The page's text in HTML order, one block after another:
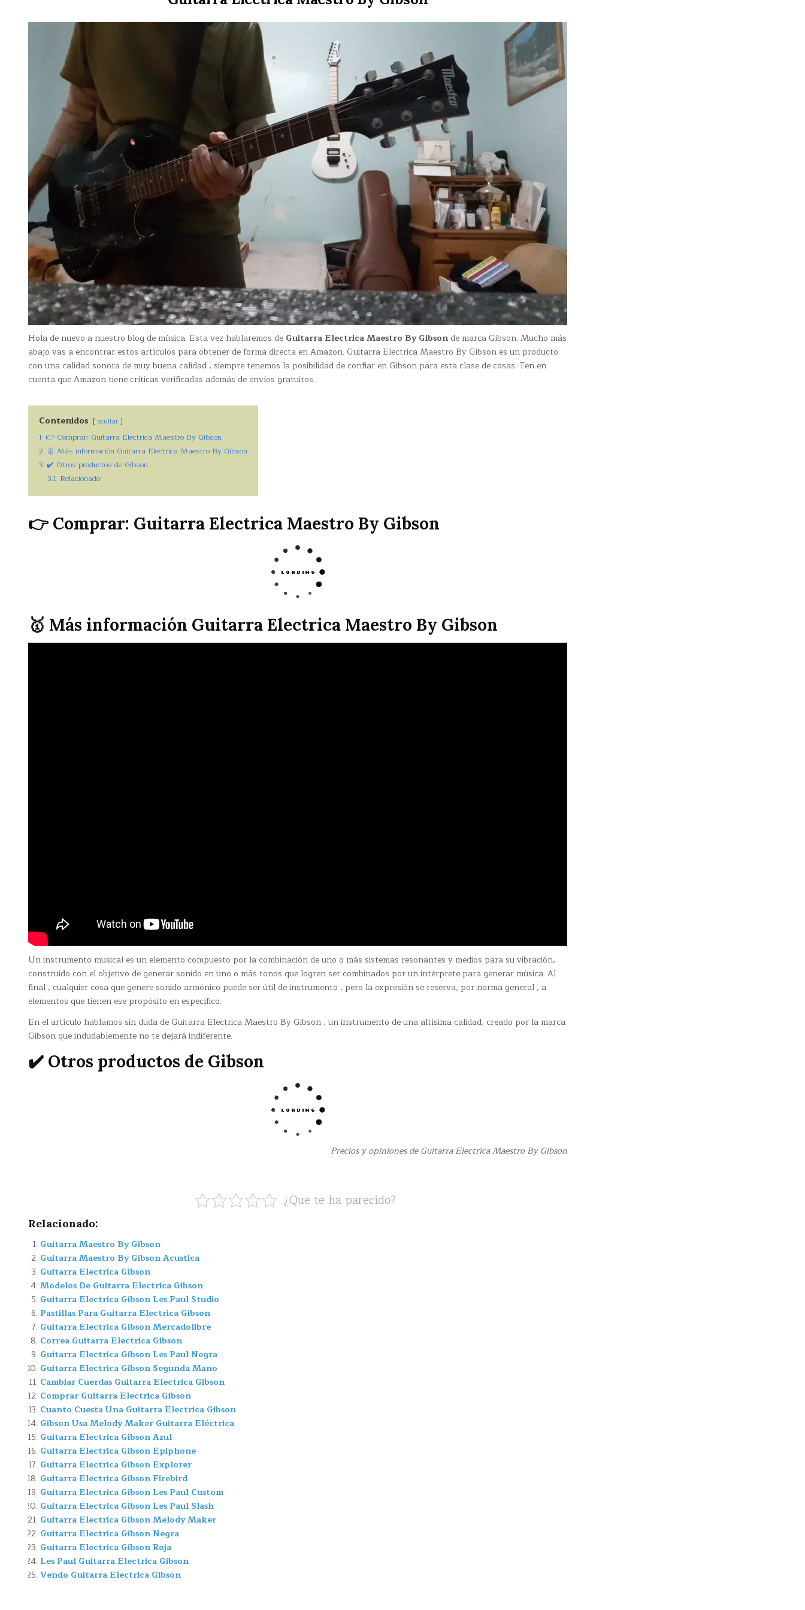
Hola de nuevo a nuestro blog de música. Esta vez hablaremos de Guitarra Electrica Maestro By Gibson de marca Gibson. Mucho más
abajo vas a encontrar estos artículos para obtener de forma directa en Amazon. Guitarra Electrica Maestro By Gibson es un producto
con una calidad sonora de muy buena calidad , siempre tenemos la posibilidad de confiar en Gibson para esta clase de cosas. Ten en
cuenta que Amazon tiene críticas verificadas además de envíos gratuitos.
Contenidos ocultar
1 👉 Comprar: Guitarra Electrica Maestro By Gibson
2 🥇 Más información Guitarra Electrica Maestro By Gibson
3 ✔️ Otros productos de Gibson
3.1 Relacionado:
👉 Comprar: Guitarra Electrica Maestro By Gibson
🥇 Más información Guitarra Electrica Maestro By Gibson
Un instrumento musical es un elemento compuesto por la combinación de uno o más sistemas resonantes y medios para su vibración,
construido con el objetivo de generar sonido en uno o más tonos que logren ser combinados por un intérprete para generar música. Al
final , cualquier cosa que genere sonido armónico puede ser útil de instrumento , pero la expresión se reserva, por norma general , a
elementos que tienen ese propósito en específico.
En el artículo hablamos sin duda de Guitarra Electrica Maestro By Gibson , un instrumento de una altísima calidad, creado por la marca
Gibson que indudablemente no te dejará indiferente.
✔️ Otros productos de Gibson
Precios y opiniones de Guitarra Electrica Maestro By Gibson
¿Que te ha parecido?
Relacionado:
Guitarra Maestro By Gibson
Guitarra Maestro By Gibson Acustica
Guitarra Electrica Gibson
Modelos De Guitarra Electrica Gibson
Guitarra Electrica Gibson Les Paul Studio
Pastillas Para Guitarra Electrica Gibson
Guitarra Electrica Gibson Mercadolibre
Correa Guitarra Electrica Gibson
Guitarra Electrica Gibson Les Paul Negra
Guitarra Electrica Gibson Segunda Mano
Cambiar Cuerdas Guitarra Electrica Gibson
Comprar Guitarra Electrica Gibson
Cuanto Cuesta Una Guitarra Electrica Gibson
Gibson Usa Melody Maker Guitarra Eléctrica
Guitarra Electrica Gibson Azul
Guitarra Electrica Gibson Epiphone
Guitarra Electrica Gibson Explorer
Guitarra Electrica Gibson Firebird
Guitarra Electrica Gibson Les Paul Custom
Guitarra Electrica Gibson Les Paul Slash
Guitarra Electrica Gibson Melody Maker
Guitarra Electrica Gibson Negra
Guitarra Electrica Gibson Roja
Les Paul Guitarra Electrica Gibson
Vendo Guitarra Electrica Gibson